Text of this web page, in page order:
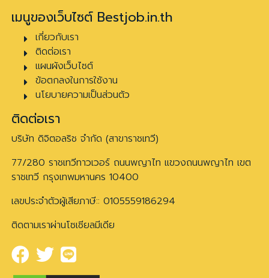
เมนูของเว็บไซต์ Bestjob.in.th
เกี่ยวกับเรา
ติดต่อเรา
แผนผังเว็บไซต์
ข้อตกลงในการใช้งาน
นโยบายความเป็นส่วนตัว
ติดต่อเรา
บริษัท ดิจิตอลริช จำกัด (สาขาราชเทวี)
77/280 ราชเทวีทาวเวอร์ ถนนพญาไท แขวงถนนพญาไท เขต
ราชเทวี กรุงเทพมหานคร 10400
เลขประจำตัวผู้เสียภาษี:: 0105559186294
ติดตามเราผ่านโซเชียลมีเดีย